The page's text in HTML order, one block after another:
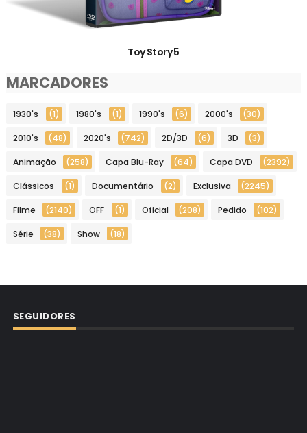
Toy Story 5
MARCADORES
1930's (1) 1980's (1) 1990's (6) 2000's (30)
2010's (48) 2020's (742) 2D/3D (6) 3D (3)
Animação (258) Capa Blu-Ray (64) Capa DVD (2392)
Clássicos (1) Documentário (2) Exclusiva (2245)
Filme (2140) OFF (1) Oficial (208) Pedido (102)
Série (38) Show (18)
SEGUIDORES